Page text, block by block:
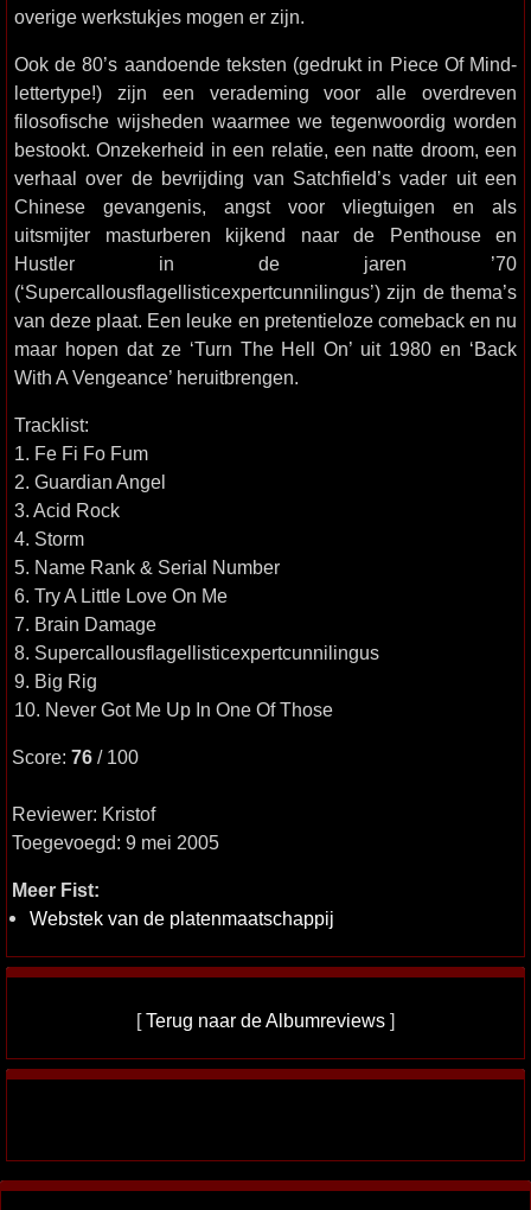
overige werkstukjes mogen er zijn.
Ook de 80’s aandoende teksten (gedrukt in Piece Of Mind-
lettertype!) zijn een verademing voor alle overdreven
filosofische wijsheden waarmee we tegenwoordig worden
bestookt. Onzekerheid in een relatie, een natte droom, een
verhaal over de bevrijding van Satchfield’s vader uit een
Chinese gevangenis, angst voor vliegtuigen en als
uitsmijter masturberen kijkend naar de Penthouse en
Hustler in de jaren ’70
(‘Supercallousflagellisticexpertcunnilingus’) zijn de thema’s
van deze plaat. Een leuke en pretentieloze comeback en nu
maar hopen dat ze ‘Turn The Hell On’ uit 1980 en ‘Back
With A Vengeance’ heruitbrengen.
Tracklist:
1. Fe Fi Fo Fum
2. Guardian Angel
3. Acid Rock
4. Storm
5. Name Rank & Serial Number
6. Try A Little Love On Me
7. Brain Damage
8. Supercallousflagellisticexpertcunnilingus
9. Big Rig
10. Never Got Me Up In One Of Those
Score: 76 / 100
Reviewer: Kristof
Toegevoegd: 9 mei 2005
Meer Fist:
Webstek van de platenmaatschappij
[Terug naar de Albumreviews ]